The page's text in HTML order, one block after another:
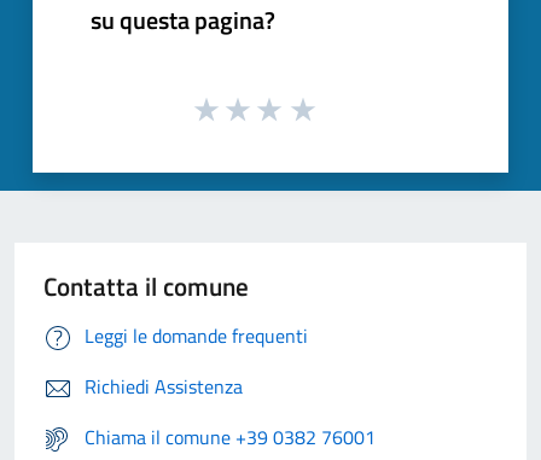
su questa pagina?
Contatta il comune
Leggi le domande frequenti
Richiedi Assistenza
Chiama il comune +39 0382 76001